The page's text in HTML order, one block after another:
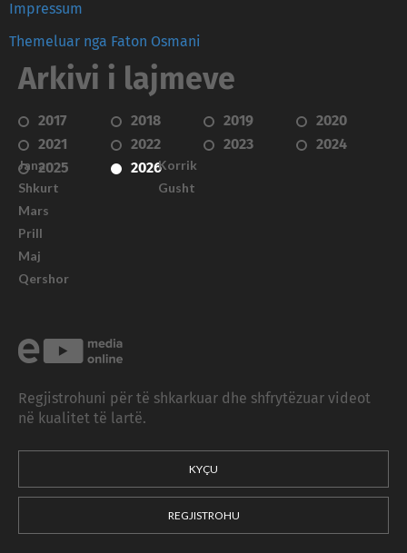
Impressum
Themeluar nga Faton Osmani
Arkivi i lajmeve
2017 2018 2019
2020
2021
2022 2023
2024
2025
2026
Janar
Shkurt
Mars
Prill
Maj
Qershor
Korrik
Gusht
Regjistrohuni për të shkarkuar dhe shfrytëzuar videot
në kualitet të lartë.
KYÇU
REGJISTROHU